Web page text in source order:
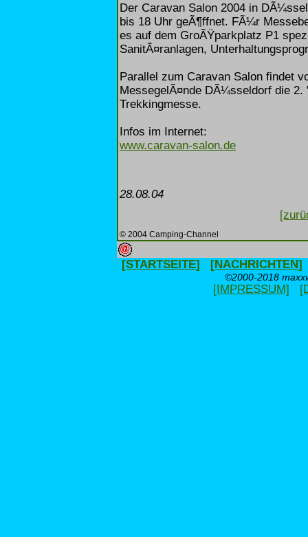
Der Caravan Salon 2004 in
bis 18 Uhr geÃ¶ffnet. FÃ¼r
es auf dem GroÃŸparkplatz P1
SanitÃ¤ranlagen,
Parallel zum Caravan Salon findet
MessegelÃ¤nde DÃ¼sseldorf die 2.
Trekkingmesse.
Infos im Internet:
www.caravan-salon.de
28.08.04
© 2004 Camping-Channel
[STARTSEITE] [NACHRICHTEN]
©2000-2018
[IMPRESSUM]